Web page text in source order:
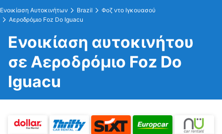
Ενοικίαση Αυτοκινήτων Brazil
Φοζ ντο Ιγκουασού
Αεροδρόμιο Foz Do Iguacu
Ενοικίαση αυτοκινήτου
σε Αεροδρόμιο Foz Do
Iguacu